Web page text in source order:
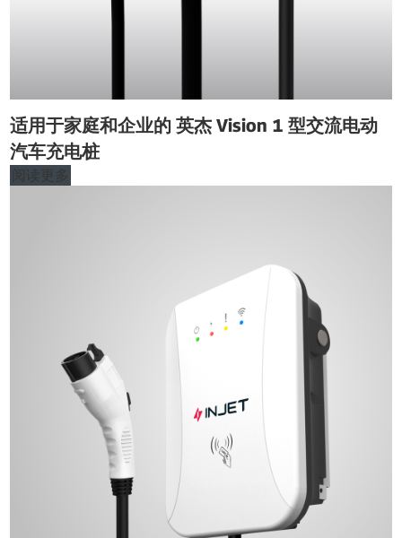
适用于家庭和企业的 英杰 Vision 1 型交流电动
汽车充电桩
阅读更多